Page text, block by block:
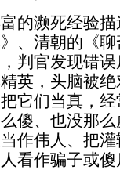
的濒死经验
、清朝的《
判官发现错
英，头脑被
它们当真，
傻、也没那
作伟人、把
看作骗子或